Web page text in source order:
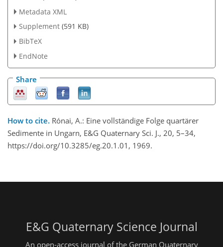
Metadata XML
Supplement (591 KB)
BibTeX
EndNote
Share
How to cite. Rónai, A.: Eine vollständige Folge quartärer
Sedimente in Ungarn, E&G Quaternary Sci. J., 20, 5–34,
https://doi.org/10.3285/eg.20.1.01, 1969.
E&G Quaternary Science Journal
An open-access journal of the German Quaternary